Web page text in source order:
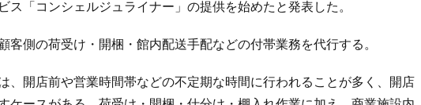
ス「コンシェルジュライナー」の提供を始めたと発表した。
客側の荷受け・開梱・館内配送手配などの付帯業務を代行する。
、開店前や営業時間帯などの不定期な時間に行われることが多く、開店